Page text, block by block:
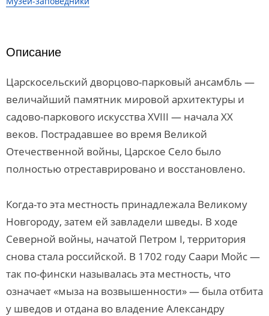
Описание
Царскосельский дворцово-парковый ансамбль —
величайший памятник мировой архитектуры и
садово-паркового искусства XVIII — начала XX
веков. Пострадавшее во время Великой
Отечественной войны, Царское Село было
полностью отреставрировано и восстановлено.
Когда-то эта местность принадлежала Великому
Новгороду, затем ей завладели шведы. В ходе
Северной войны, начатой Петром I, территория
снова стала российской. В 1702 году Саари Мойс —
так по-фински называлась эта местность, что
означает «мыза на возвышенности» — была отбита
у шведов и отдана во владение Александру